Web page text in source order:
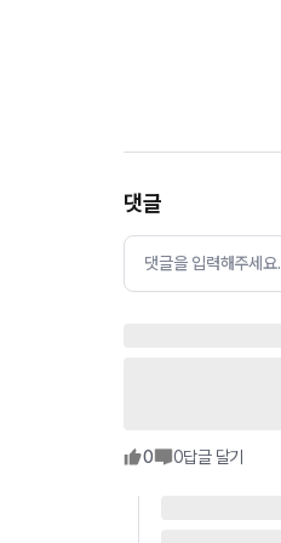
댓글
댓글을 입력해주세요.
0 0답글 달기